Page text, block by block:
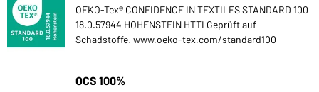
OEKO-Tex® CONFIDENCE IN TEXTILES STANDARD 100
18.0.57944 HOHENSTEIN HTTI Geprüft auf
Schadstoffe. www.oeko-tex.com/standard100
OCS 100%